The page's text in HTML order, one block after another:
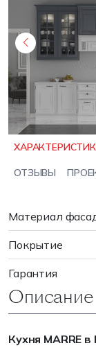
ОТЗЫВЫ
Материал
Покрытие
Гарантия
Описание
Кухня MARRE